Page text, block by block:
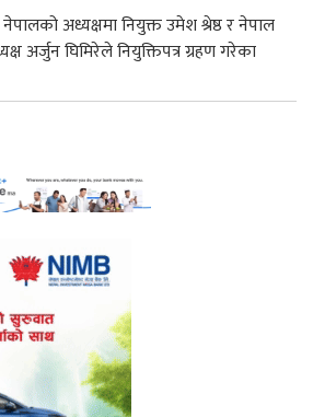
अध्यक्षमा नियुक्त उमेश श्रेष्ठ र नेपाल
अर्जुन घिमिरेले नियुक्तिपत्र ग्रहण गरेका